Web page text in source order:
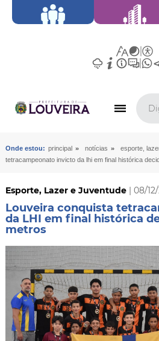
Onde estou: principal » notícias » esporte,
tetracampeonato invicto da lhi em final histórica
Esporte, Lazer e Juventude| 08/
Louveira conquista
da LHI em final histórica
metros